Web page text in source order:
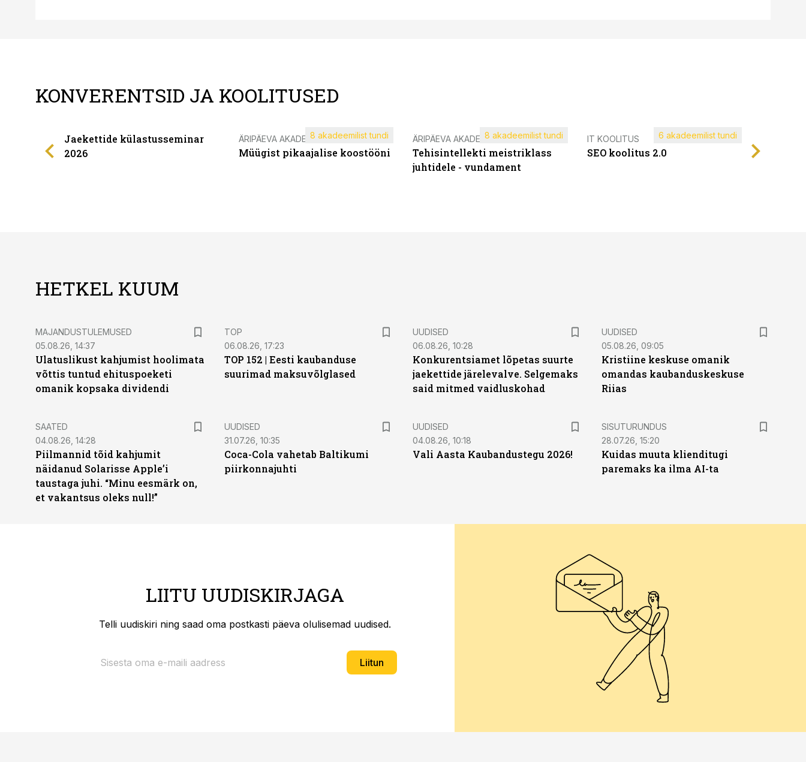
KONVERENTSID JA KOOLITUSED
Jaekettide külastusseminar
2026
ÄRIPÄEVA AKADEEMIA
Müügist pikaajalise koostööni
8 akadeemilist tundi ÄRIPÄEVA AKADEEMIA
Tehisintellekti meistriklass
juhtidele - vundament
8 akadeemilist tundi IT KOOLITUS
SEO koolitus 2.0
6 akadeemilist tundi
HETKEL KUUM
MAJANDUSTULEMUSED
05.08.26, 14:37
Ulatuslikust kahjumist hoolimata
võttis tuntud ehituspoeketi
omanik kopsaka dividendi
TOP
06.08.26, 17:23
TOP 152 | Eesti kaubanduse
suurimad maksuvõlglased
UUDISED
06.08.26, 10:28
Konkurentsiamet lõpetas suurte
jaekettide järelevalve. Selgemaks
said mitmed vaidluskohad
UUDISED
05.08.26, 09:05
Kristiine keskuse omanik
omandas kaubanduskeskuse
Riias
SAATED
04.08.26, 14:28
Piilmannid tõid kahjumit
näidanud Solarisse Apple’i
taustaga juhi. “Minu eesmärk on,
et vakantsus oleks null!”
UUDISED
31.07.26, 10:35
Coca-Cola vahetab Baltikumi
piirkonnajuhti
UUDISED
04.08.26, 10:18
Vali Aasta Kaubandustegu 2026!
ST
SISUTURUNDUS
28.07.26, 15:20
Kuidas muuta klienditugi
paremaks ka ilma AI-ta
LIITU UUDISKIRJAGA
Telli uudiskiri ning saad oma postkasti päeva olulisemad uudised.
Liitun